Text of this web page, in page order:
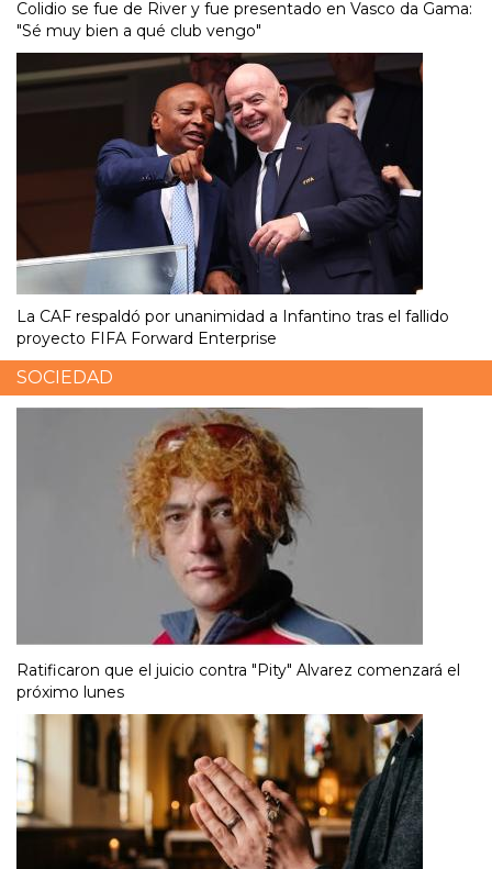
Colidio se fue de River y fue presentado en Vasco da Gama:
"Sé muy bien a qué club vengo"
La CAF respaldó por unanimidad a Infantino tras el fallido
proyecto FIFA Forward Enterprise
SOCIEDAD
Ratificaron que el juicio contra "Pity" Alvarez comenzará el
próximo lunes